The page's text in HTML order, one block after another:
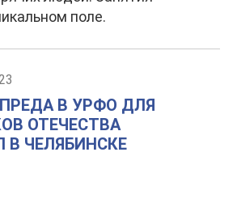
поле.
В УРФО ДЛЯ
ОТЕЧЕСТВА
В ЧЕЛЯБИНСКЕ